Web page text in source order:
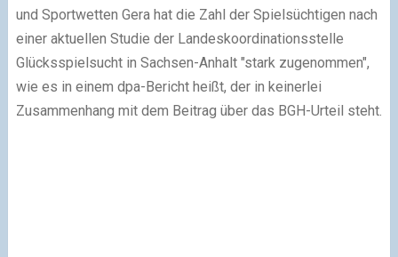
und Sportwetten Gera hat die Zahl der Spielsüchtigen nach
einer aktuellen Studie der Landeskoordinationsstelle
Glücksspielsucht in Sachsen-Anhalt "stark zugenommen",
wie es in einem dpa-Bericht heißt, der in keinerlei
Zusammenhang mit dem Beitrag über das BGH-Urteil steht.